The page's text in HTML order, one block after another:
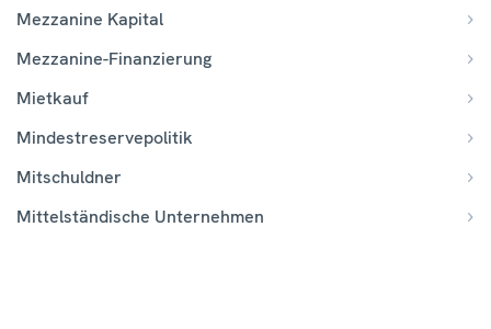
Mezzanine Kapital
Mezzanine-Finanzierung
Mietkauf
Mindestreservepolitik
Mitschuldner
Mittelständische Unternehmen